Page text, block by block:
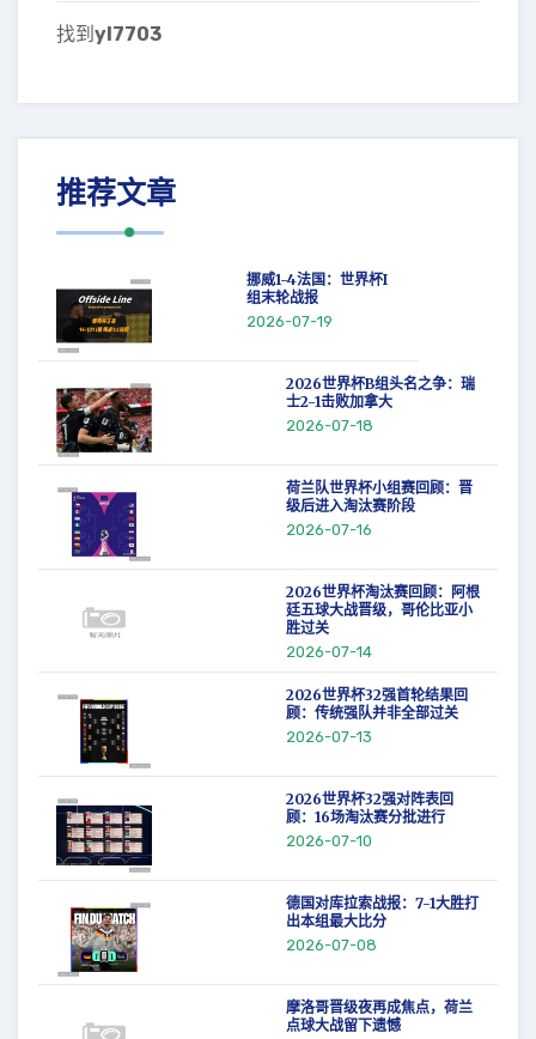
找到 yl7703
推荐文章
挪威1-4法国：世界杯I
组末轮战报
2026-07-19
2026世界杯B组头名之争：瑞
士2-1击败加拿大
2026-07-18
荷兰队世界杯小组赛回顾：晋
级后进入淘汰赛阶段
2026-07-16
2026世界杯淘汰赛回顾：阿根
廷五球大战晋级，哥伦比亚小
胜过关
2026-07-14
2026世界杯32强首轮结果回
顾：传统强队并非全部过关
2026-07-13
2026世界杯32强对阵表回
顾：16场淘汰赛分批进行
2026-07-10
德国对库拉索战报：7-1大胜打
出本组最大比分
2026-07-08
摩洛哥晋级夜再成焦点，荷兰
点球大战留下遗憾